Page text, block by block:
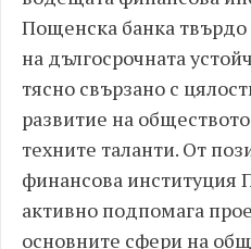
Пощенска банка твърдо
на дългосрочната
тясно свързано с
развитие на
техните таланти. От
финансова институция
активно подпомага
основните сфери на